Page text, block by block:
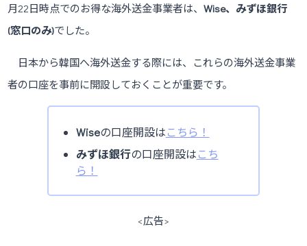
月22日時点でのお得な海外送金事業者は、Wise、 みずほ銀行
(窓口のみ)でした。
日本から韓国へ海外送金する際には、これらの海外送金事業
者の口座を事前に開設しておくことが重要です。
Wiseの口座開設はこちら！
みずほ銀行の口座開設はこち
ら！
<広告>